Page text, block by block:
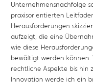
Unternehmensnachfolge
praxisorientierten
Herausforderungen
aufzeigt, die eine
wie diese
bewältigt werden können.
rechtliche Aspekte bis hin
Innovation werde ich ein